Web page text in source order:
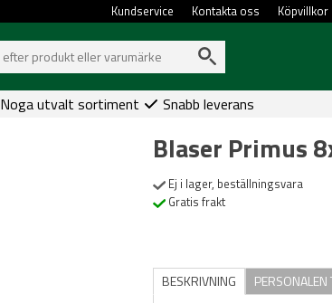
Köpvillkor
Kontakta oss
Kundservice
Noga utvalt sortiment Snabb leverans
Blaser Primus
Ej i lager, beställningsvara
Gratis frakt
BESKRIVNING
PERSONALEN